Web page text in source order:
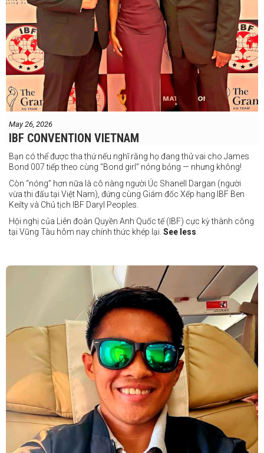
May 26, 2026
IBF CONVENTION VIETNAM
Bạn có thể được tha thứ nếu nghĩ rằng họ đang thử vai cho James
Bond 007 tiếp theo cùng “Bond girl” nóng bỏng — nhưng không!
Còn “nóng” hơn nữa là cô nàng người Úc Shanell Dargan (người
vừa thi đấu tại Việt Nam), đứng cùng Giám đốc Xếp hạng IBF Ben
Keilty và Chủ tịch IBF Daryl Peoples.
Hội nghị của Liên đoàn Quyền Anh Quốc tế (IBF) cực kỳ thành công
tại Vũng Tàu hôm nay chính thức khép lại. See less